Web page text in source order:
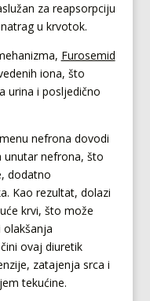
za reapsorpciju
u krvotok.
Furosemid
iona, što
urina i posljedično
nefrona dovodi
unutar nefrona, što
dodatno
Kao rezultat, dolazi
krvi, što može
ovaj diuretik
zatajenja srca i
tekućine.